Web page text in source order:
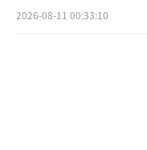
2026-08-11 00:33:10